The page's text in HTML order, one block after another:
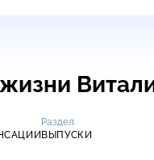
Раздел
ВЫПУСКИ